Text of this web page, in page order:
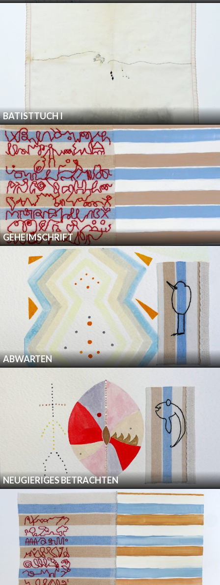
BATISTTUCH I
GEHEIMSCHRIFT
ABWARTEN
NEUGIERIGES BETRACHTEN